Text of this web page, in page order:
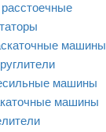
машины
машины
машины